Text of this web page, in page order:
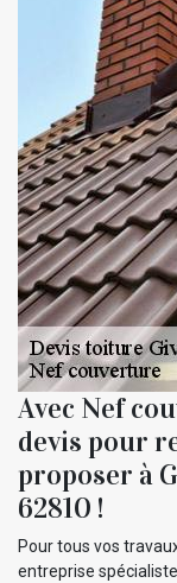
Avec Nef
devis pour
proposer à
62810 !
Pour tous vos
entreprise